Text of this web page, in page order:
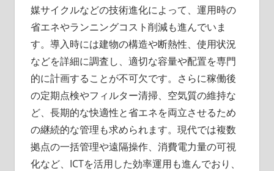
媒サイクルなどの技術進化によって、運用時の
省エネやランニングコスト削減も進んでいま
す。導入時には建物の構造や断熱性、使用状況
などを詳細に調査し、適切な容量や配置を専門
的に計画することが不可欠です。さらに稼働後
の定期点検やフィルター清掃、空気質の維持な
ど、長期的な快適性と省エネを両立させるため
の継続的な管理も求められます。現代では複数
拠点の一括管理や遠隔操作、消費電力量の可視
化など、ICTを活用した効率運用も進んでおり、